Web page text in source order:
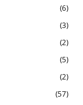
6
3
2
5
2
57